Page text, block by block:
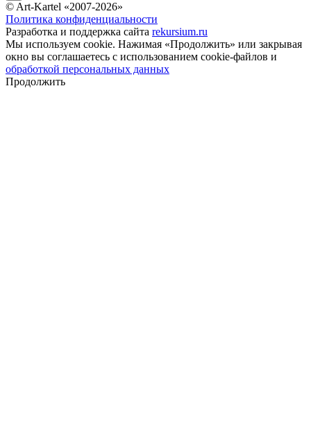
© Art-Kartel «2007-2026»
Политика конфиденциальности
Разработка и поддержка сайта rekursium.ru
Мы используем cookie. Нажимая «Продолжить» или закрывая
окно вы соглашаетесь с использованием cookie-файлов и
обработкой персональных данных
Продолжить